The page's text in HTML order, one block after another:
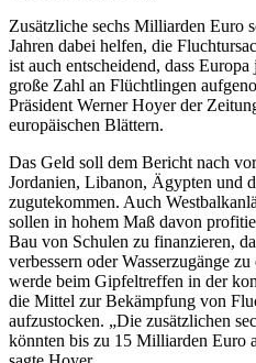
Zusätzliche sechs Milliarden Euro
Jahren dabei helfen, die
ist auch entscheidend, dass
große Zahl an Flüchtlingen
Präsident Werner Hoyer der
europäischen Blättern.
Das Geld soll dem Bericht nach
Jordanien, Libanon, Ägypten und
zugutekommen. Auch
sollen in hohem Maß davon
Bau von Schulen zu finanzieren,
verbessern oder Wasserzugänge
werde beim Gipfeltreffen in der
die Mittel zur Bekämpfung von
aufzustocken. „Die zusätzlichen
könnten bis zu 15 Milliarden Euro